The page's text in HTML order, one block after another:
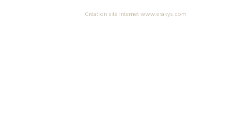
Création site internet www.erakys.com